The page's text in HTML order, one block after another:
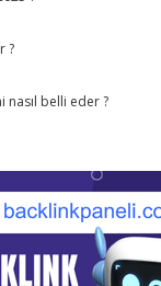
?
nasıl belli eder ?